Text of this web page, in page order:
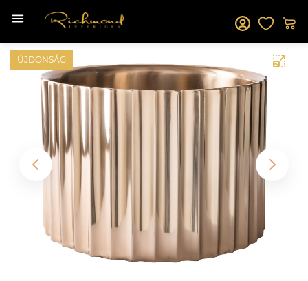
ÚJDONSÁG